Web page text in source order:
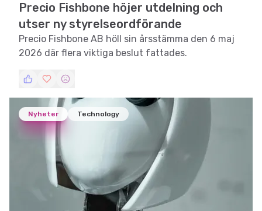
Precio Fishbone höjer utdelning och
utser ny styrelseordförande
Precio Fishbone AB höll sin årsstämma den 6 maj
2026 där flera viktiga beslut fattades.
Nyheter Technology